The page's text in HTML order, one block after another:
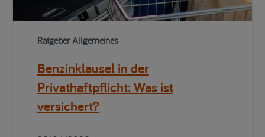
Ratgeber Allgemeines
Benzinklausel in der
Privathaftpflicht: Was ist
versichert?